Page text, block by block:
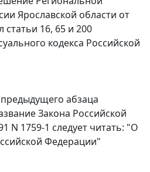
Ярославской области от
статьи 16, 65 и 200
кодекса Российской
абзаца
Закона Российской
N 1759-1 следует читать: "О
Федерации"